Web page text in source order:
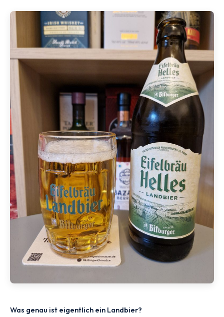
Was genau ist eigentlich ein Landbier?